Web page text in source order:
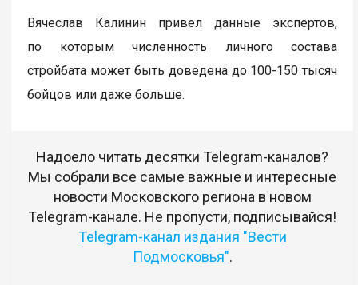
Вячеслав Калинин привел данные экспертов,
по которым численность личного состава
стройбата может быть доведена до 100-150 тысяч
бойцов или даже больше.
Надоело читать десятки Telegram-каналов?
Мы собрали все самые важные и интересные
новости Московского региона в новом
Telegram-канале. Не пропусти, подписывайся!
Telegram-канал издания "Вести
Подмосковья".